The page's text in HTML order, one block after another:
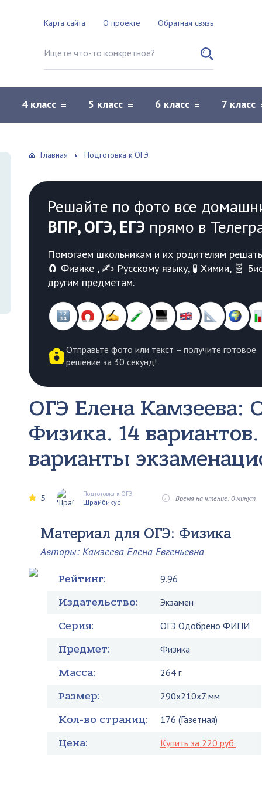
Карта сайта О проекте Обратная связь
Поиск по сайту
4 класс 5 класс 6 класс 7 класс
Главная Подготовка к ОГЭ
Решайте по фото все
ВПР, ОГЭ, ЕГЭ прямо в
Помогаем школьникам и их родителям
🧲 Физике , ✍️ Русскому языку, 🧪 Химии, 🧬
другим предметам.
Отправьте фото или текст – получите готовое
решение за 30 секунд!
ОГЭ Елена
Физика. 14
варианты
5 Подготовка к ОГЭ
Шрайбикус Время на чтение: 0 минут
Материал для ОГЭ: Физика
Авторы: Камзеева Елена Евгеньевна
Рейтинг: 9.96
Издательство: Экзамен
Серия: ОГЭ Одобрено ФИПИ
Предмет: Физика
Масса: 264 г.
Размер: 290x210x7 мм
Кол-во страниц: 176 (Газетная)
Цена: Купить за 220 руб.